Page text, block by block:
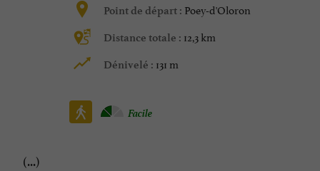
Point de départ : Poey-d'Oloron
Distance totale : 12,3 km
Dénivelé : 131 m
Facile
(...)